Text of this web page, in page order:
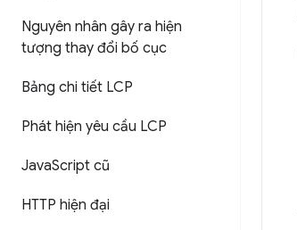
Nguyên nhân gây ra hiện
tượng thay đổi bố cục
Bảng chi tiết LCP
Phát hiện yêu cầu LCP
JavaScript cũ
HTTP hiện đại